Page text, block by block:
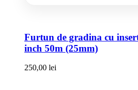
Furtun de gradina cu
inch 50m (25mm)
250,00 lei